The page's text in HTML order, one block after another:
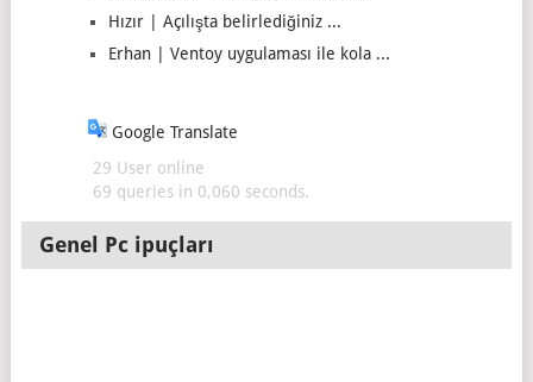
Hızır | Açılışta belirlediğiniz ...
Erhan | Ventoy uygulaması ile kola ...
Google Translate
29 User online
69 queries in 0,060 seconds.
Genel Pc ipuçları